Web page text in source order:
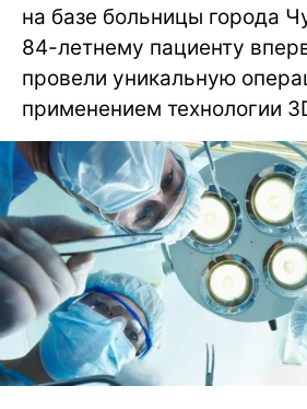
на базе больницы города
84-летнему пациенту
провели уникальную
применением технологии